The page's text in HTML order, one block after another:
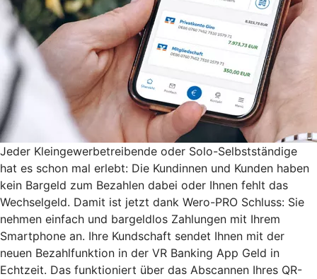
Jeder Kleingewerbetreibende oder Solo-Selbstständige
hat es schon mal erlebt: Die Kundinnen und Kunden haben
kein Bargeld zum Bezahlen dabei oder Ihnen fehlt das
Wechselgeld. Damit ist jetzt dank Wero-PRO Schluss: Sie
nehmen einfach und bargeldlos Zahlungen mit Ihrem
Smartphone an. Ihre Kundschaft sendet Ihnen mit der
neuen Bezahlfunktion in der VR Banking App Geld in
Echtzeit. Das funktioniert über das Abscannen Ihres QR-